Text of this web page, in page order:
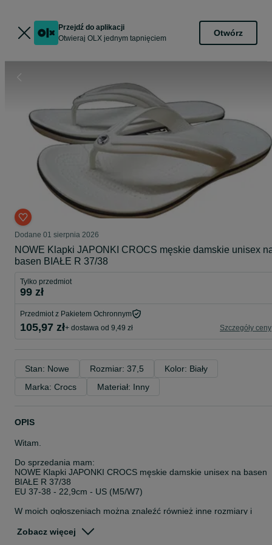
Przejdź do aplikacji
Otwieraj OLX jednym tapnięciem
Otwórz
Dodane 01 sierpnia 2026
NOWE Klapki JAPONKI CROCS męskie damskie unisex
basen BIAŁE R 37/38
Tylko przedmiot
99 zł
Przedmiot z Pakietem Ochronnym
105,97 zł+ dostawa od 9,49 zł Szczegóły ceny
Stan: Nowe Rozmiar: 37,5
Kolor: Biały
Marka: Crocs
Materiał: Inny
OPIS
Witam.
Do sprzedania mam:
NOWE Klapki JAPONKI CROCS męskie damskie unisex na basen
BIAŁE R 37/38
EU 37-38 - 22,9cm - US (M5/W7)
W moich ogłoszeniach można znaleźć również inne rozmiary i
Zdjęcie poglądowe – może przedstawiać klapki w innym rozmiarze.
Zobacz więcej